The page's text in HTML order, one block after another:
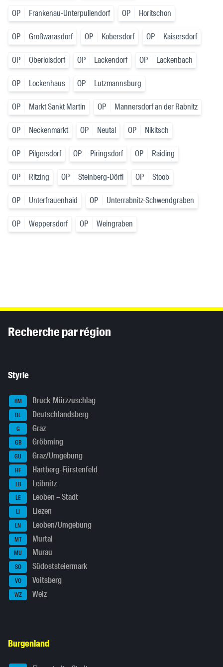
OP Frankenau-Unterpullendorf OP Horitschon
OP Großwarasdorf OP Kobersdorf OP Kaisersdorf
OP Oberloisdorf OP Lackendorf OP Lackenbach
OP Lockenhaus OP Lutzmannsburg
OP Markt Sankt Martin OP Mannersdorf an der Rabnitz
OP Neckenmarkt OP Neutal OP Nikitsch
OP Pilgersdorf OP Piringsdorf OP Raiding
OP Ritzing OP Steinberg-Dörfl OP Stoob
OP Unterfrauenhaid OP Unterrabnitz-Schwendgraben
OP Weppersdorf OP Weingraben
Recherche par région
Styrie
BM Bruck-Mürzzuschlag
DL Deutschlandsberg
G Graz
GB Gröbming
GU Graz/Umgebung
HF Hartberg-Fürstenfeld
LB Leibnitz
LE Leoben – Stadt
LI Liezen
LN Leoben/Umgebung
MT Murtal
MU Murau
SO Südoststeiermark
VO Voitsberg
WZ Weiz
Burgenland